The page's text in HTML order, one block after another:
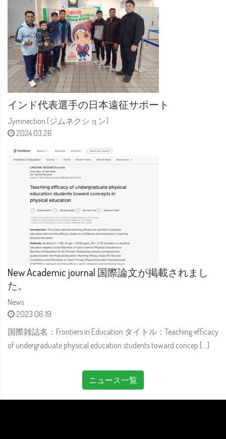
インド代表選手の日本遠征サポート
Jymnection (ジムネクション)
2024.03.26
New Academic journal 国際論文が掲載されまし
た。
News
2023.06.19
国際雑誌名：Frontiers in Education タイトル：Teaching efficacy
of undergraduate physical education students toward concep […]
ニュース一覧